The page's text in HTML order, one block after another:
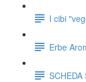
I cibi
Erbe
SCHEDA